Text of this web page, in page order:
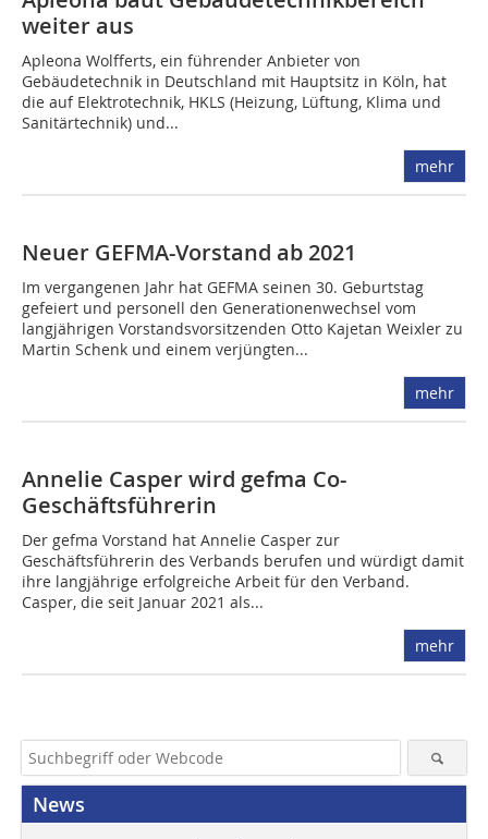
weiter aus
Apleona Wolfferts, ein führender Anbieter von
Gebäudetechnik in Deutschland mit Hauptsitz in Köln, hat
die auf Elektrotechnik, HKLS (Heizung, Lüftung, Klima und
Sanitärtechnik) und...
mehr
Neuer GEFMA-Vorstand ab 2021
Im vergangenen Jahr hat GEFMA seinen 30. Geburtstag
gefeiert und personell den Generationenwechsel vom
langjährigen Vorstandsvorsitzenden Otto Kajetan Weixler zu
Martin Schenk und einem verjüngten...
mehr
Annelie Casper wird gefma Co-
Geschäftsführerin
Der gefma Vorstand hat Annelie Casper zur
Geschäftsführerin des Verbands berufen und würdigt damit
ihre langjährige erfolgreiche Arbeit für den Verband.
Casper, die seit Januar 2021 als...
mehr
News